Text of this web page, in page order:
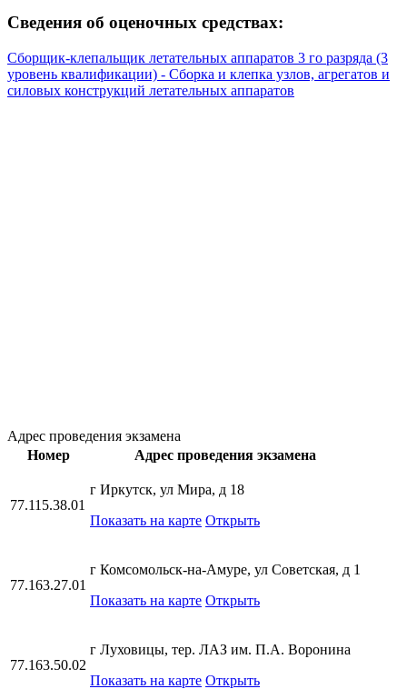
Сведения об оценочных средствах:
Сборщик-клепальщик летательных аппаратов 3 го разряда (3
уровень квалификации) - Сборка и клепка узлов, агрегатов и
силовых конструкций летательных аппаратов
Адрес проведения экзамена
Номер
Адрес проведения экзамена
77.115.38.01
г Иркутск, ул Мира, д 18
Показать на карте Открыть
77.163.27.01
г Комсомольск-на-Амуре, ул Советская, д 1
Показать на карте Открыть
77.163.50.02
г Луховицы, тер. ЛАЗ им. П.А. Воронина
Показать на карте Открыть